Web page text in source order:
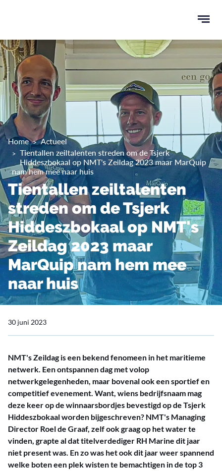
menu
Home
Actueel
Tientallen zeiltalenten streden om de Tsjerk
Hiddeszbokaal op NMT's Zeildag 2023 maar MarQuip
nam hem mee naar huis
Tientallen zeiltalenten
streden om de Tsjerk
Hiddeszbokaal op NMT's
Zeildag 2023 maar
MarQuip nam hem mee
naar huis
30 juni 2023
NMT's Zeildag is een bekend fenomeen in het maritieme
netwerk. Een ontspannen dag met volop
netwerkgelegenheden, maar bovenal ook een sportief en
competitief evenement. Want, wiens bedrijfsnaam mag
deze keer op de winnaarsbordjes bevestigd op de Tsjerk
Hiddeszbokaal worden bijgeschreven? NMT's Managing
Director Roel de Graaf, zelf ook graag op het water te
vinden, grapte al dat titelverdediger RH Marine dit jaar
niet present was. En zo was het ook dit jaar weer spannend
welke boten een plek wisten te bemachtigen in de top 3